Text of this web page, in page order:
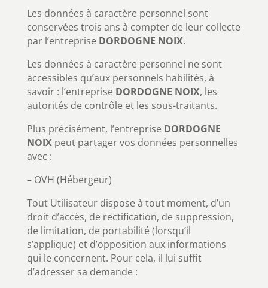
Les données à caractère personnel sont
conservées trois ans à compter de leur collecte
par l’entreprise DORDOGNE NOIX.
Les données à caractère personnel ne sont
accessibles qu’aux personnels habilités, à
savoir : l’entreprise DORDOGNE NOIX, les
autorités de contrôle et les sous-traitants.
Plus précisément, l’entreprise DORDOGNE
NOIXpeut partager vos données personnelles
avec :
– OVH (Hébergeur)
Tout Utilisateur dispose à tout moment, d’un
droit d’accès, de rectification, de suppression,
de limitation, de portabilité (lorsqu’il
s’applique) et d’opposition aux informations
qui le concernent. Pour cela, il lui suffit
d’adresser sa demande :